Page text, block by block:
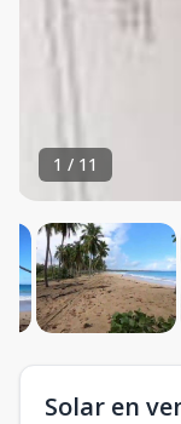
1 / 11
Solar en